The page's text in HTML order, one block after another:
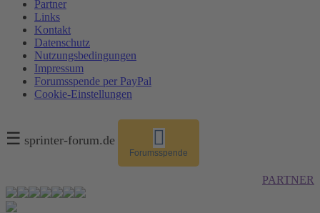
Partner
Links
Kontakt
Datenschutz
Nutzungsbedingungen
Impressum
Forumsspende per PayPal
Cookie-Einstellungen
☰ sprinter-forum.de
Forumsspende
PARTNER